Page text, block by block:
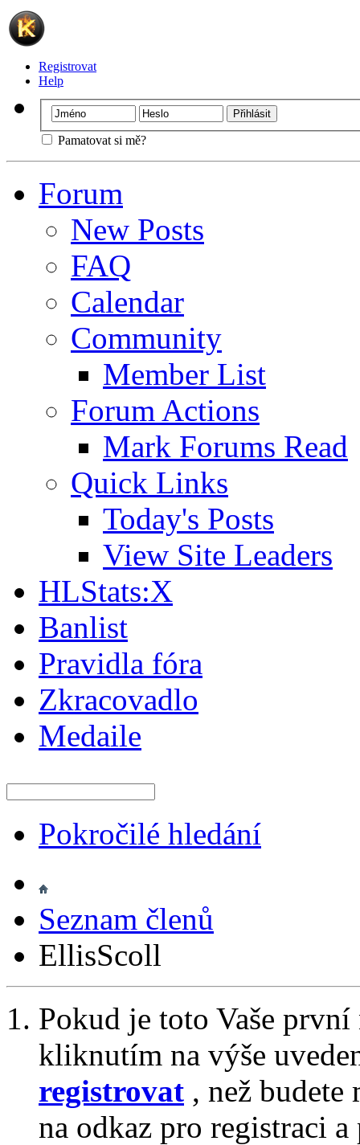
Registrovat
Help
Pamatovat si mě?
Forum
New Posts
FAQ
Calendar
Community
Member List
Forum Actions
Mark Forums Read
Quick Links
Today's Posts
View Site Leaders
HLStats:X
Banlist
Pravidla fóra
Zkracovadlo
Medaile
Pokročilé hledání
Seznam členů
EllisScoll
Pokud je toto Vaše
kliknutím na výše
registrovat , než
na odkaz pro registraci